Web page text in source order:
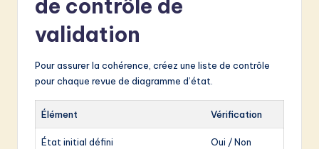
de contrôle de
validation
Pour assurer la cohérence, créez une liste de contrôle
pour chaque revue de diagramme d’état.
Élément Vérification
État initial défini Oui / Non